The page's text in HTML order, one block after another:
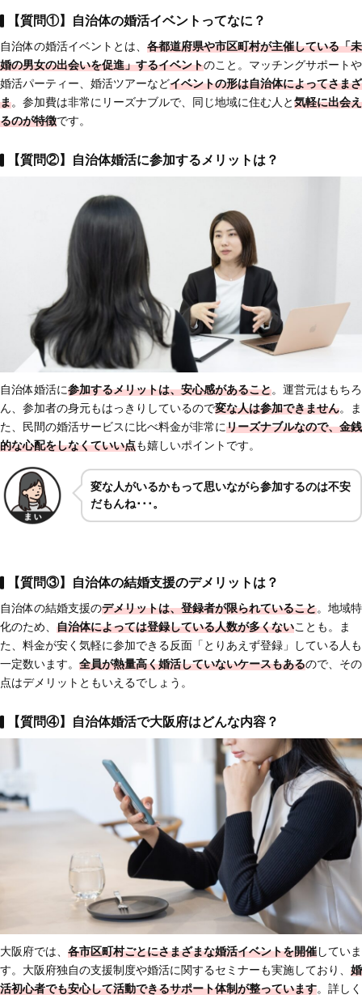
【質問①】自治体の婚活イベントってなに？
自治体の婚活イベントとは、 各都道府県や市区町村が主催している「未
婚の男女の出会いを促進」するイベントのこと。マッチングサポートや
婚活パーティー、婚活ツアーなどイベントの形は自治体によってさまざ
ま。参加費は非常にリーズナブルで、同じ地域に住む人と気軽に出会え
るのが特徴です。
【質問②】自治体婚活に参加するメリットは？
自治体婚活に参加するメリットは、安心感があること。運営元はもちろ
ん、参加者の身元もはっきりしているので変な人は参加できません。ま
た、民間の婚活サービスに比べ料金が非常にリーズナブルなので、金銭
的な心配をしなくていい点も嬉しいポイントです。
変な人がいるかもって思いながら参加するのは不安
だもんね･･･。
【質問③】自治体の結婚支援のデメリットは？
自治体の結婚支援のデメリットは、登録者が限られていること。地域特
化のため、 自治体によっては登録している人数が多くないことも。ま
た、料金が安く気軽に参加できる反面「とりあえず登録」している人も
一定数います。 全員が熱量高く婚活していないケースもあるので、その
点はデメリットともいえるでしょう。
【質問④】自治体婚活で大阪府はどんな内容？
大阪府では、 各市区町村ごとにさまざまな婚活イベントを開催していま
す。大阪府独自の支援制度や婚活に関するセミナーも実施しており、 婚
活初心者でも安心して活動できるサポート体制が整っています。詳しく